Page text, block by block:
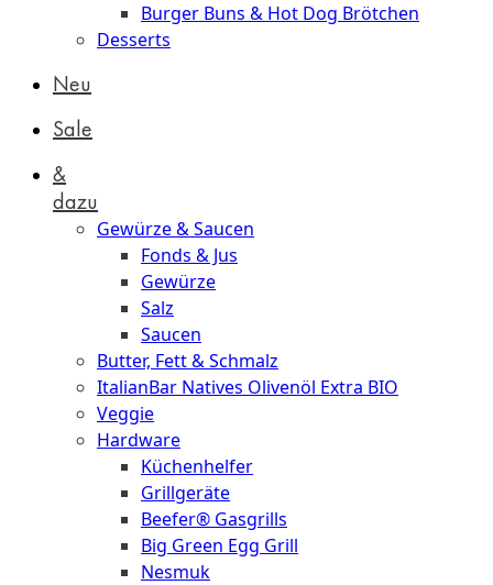
Burger Buns & Hot Dog Brötchen
Desserts
Neu
Sale
&
dazu
Gewürze & Saucen
Fonds & Jus
Gewürze
Salz
Saucen
Butter, Fett & Schmalz
ItalianBar Natives Olivenöl Extra BIO
Veggie
Hardware
Küchenhelfer
Grillgeräte
Beefer® Gasgrills
Big Green Egg Grill
Nesmuk